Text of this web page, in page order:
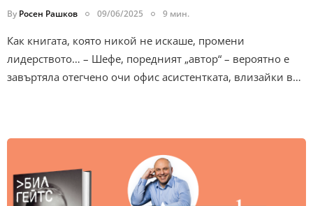
By Росен Рашков 09/06/2025 9 мин.
Как книгата, която никой не искаше, промени
лидерството… – Шефе, поредният „автор“ – вероятно е
завъртяла отегчено очи офис асистентката, влизайки в…